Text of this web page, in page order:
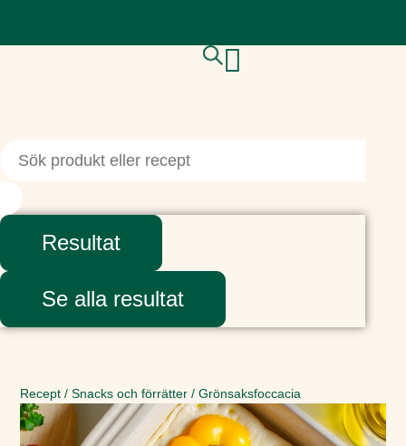
Resultat
Se alla resultat
Recept /Snacks och förrätter /Grönsaksfoccacia